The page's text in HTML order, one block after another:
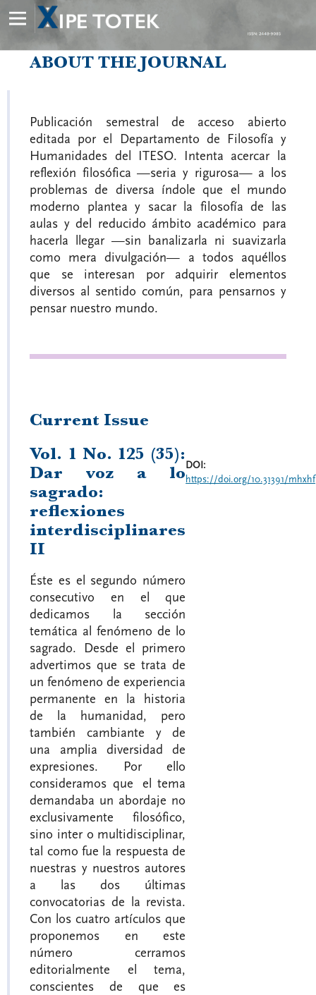
ABOUT THE JOURNAL
Publicación semestral de acceso abierto
editada por el Departamento de Filosofía y
Humanidades del ITESO. Intenta acercar la
reflexión filosófica —seria y rigurosa— a los
problemas de diversa índole que el mundo
moderno plantea y sacar la filosofía de las
aulas y del reducido ámbito académico para
hacerla llegar —sin banalizarla ni suavizarla
como mera divulgación— a todos aquéllos
que se interesan por adquirir elementos
diversos al sentido común, para pensarnos y
pensar nuestro mundo.
Current Issue
Vol. 1 No. 125 (35):
Dar voz a lo
sagrado:
reflexiones
interdisciplinares
II
Éste es el segundo número
consecutivo en el que
dedicamos la sección
temática al fenómeno de lo
sagrado. Desde el primero
advertimos que se trata de
un fenómeno de experiencia
permanente en la historia
de la humanidad, pero
también cambiante y de
una amplia diversidad de
expresiones. Por ello
consideramos que el tema
demandaba un abordaje no
exclusivamente filosófico,
sino inter o multidisciplinar,
tal como fue la respuesta de
nuestras y nuestros autores
a las dos últimas
convocatorias de la revista.
Con los cuatro artículos que
proponemos en este
número cerramos
editorialmente el tema,
conscientes de que es
DOI:
https://doi.org/10.31391/